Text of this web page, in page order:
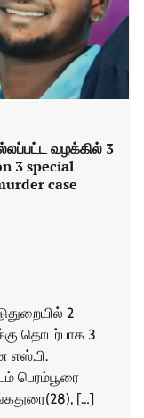
வழக்கில் 3
3 special
case
2
தொடர்பாக 3
பெரம்பூரை
[…]